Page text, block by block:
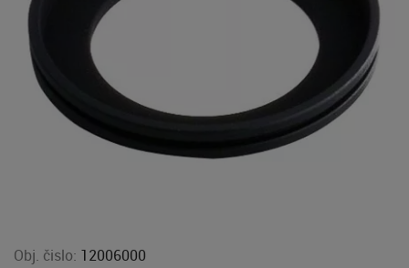
Obj. čislo: 12006000